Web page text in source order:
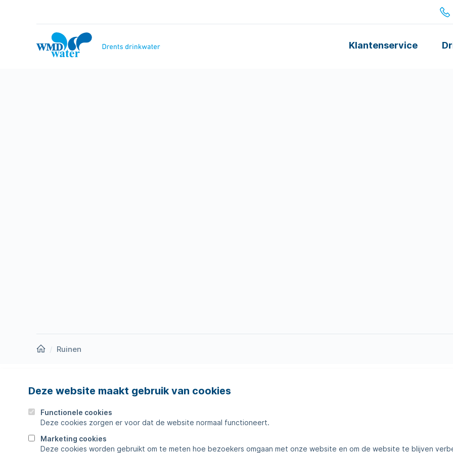
Deze website maakt gebruik van cookies
Functionele cookies
Deze cookies zorgen er voor dat de website normaal functioneert.
Marketing cookies
Deze cookies worden gebruikt om te meten hoe bezoekers omgaan met onze website en om de website te blijven
WMD
Drinkwater
Klantenservice
Homepage
Ruinen
Nieuws
Werken bij
Zakelijk
Storingen
Veelgestelde vragen